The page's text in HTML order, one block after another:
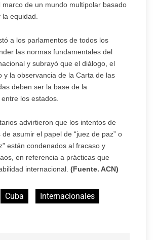
marco de un mundo multipolar basado
equidad.
a los parlamentos de todos los
las normas fundamentales del
y subrayó que el diálogo, el
y la observancia de la Carta de las
deben ser la base de la
los estados.
advirtieron que los intentos de
asumir el papel de “juez de paz” o
están condenados al fracaso y
en referencia a prácticas que
internacional. (Fuente. ACN)
Cuba
Internacionales